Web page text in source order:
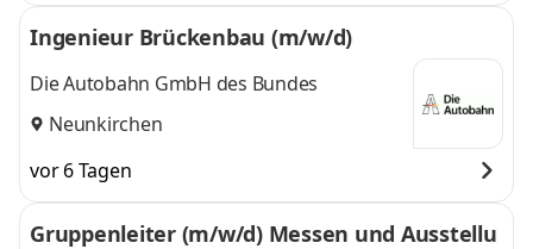
Ingenieur Brückenbau (m/w/d)
Die Autobahn GmbH des Bundes
Neunkirchen
vor 6 Tagen
Gruppenleiter (m/w/d) Messen und Ausstellu